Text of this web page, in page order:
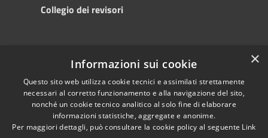
Collegio dei revisori
Accessibility
Privacy
Cookie
Sitemap
Copyright © 2025
Autorità di
Sistema Portuale
del Mare Adriatico
Centrale
×
Informazioni sui cookie
Questo sito web utilizza cookie tecnici e assimilati strettamente
necessari al corretto funzionamento e alla navigazione del sito,
nonché un cookie tecnico analitico al solo fine di elaborare
informazioni statistiche, aggregate e anonime.
Per maggiori dettagli, può consultare la cookie policy al seguente Link